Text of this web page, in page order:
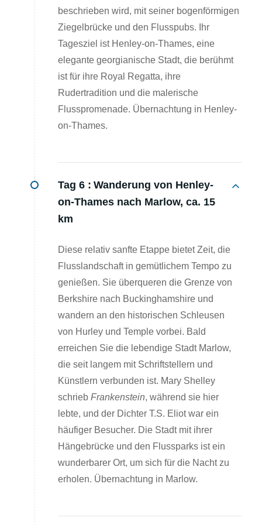
beschrieben wird, mit seiner bogenförmigen
Ziegelbrücke und den Flusspubs. Ihr
Tagesziel ist Henley-on-Thames, eine
elegante georgianische Stadt, die berühmt
ist für ihre Royal Regatta, ihre
Rudertradition und die malerische
Flusspromenade. Übernachtung in Henley-
on-Thames.
Tag 6 : Wanderung von Henley-
on-Thames nach Marlow, ca. 15
km
Diese relativ sanfte Etappe bietet Zeit, die
Flusslandschaft in gemütlichem Tempo zu
genießen. Sie überqueren die Grenze von
Berkshire nach Buckinghamshire und
wandern an den historischen Schleusen
von Hurley und Temple vorbei. Bald
erreichen Sie die lebendige Stadt Marlow,
die seit langem mit Schriftstellern und
Künstlern verbunden ist. Mary Shelley
schrieb Frankenstein, während sie hier
lebte, und der Dichter T.S. Eliot war ein
häufiger Besucher. Die Stadt mit ihrer
Hängebrücke und den Flussparks ist ein
wunderbarer Ort, um sich für die Nacht zu
erholen. Übernachtung in Marlow.